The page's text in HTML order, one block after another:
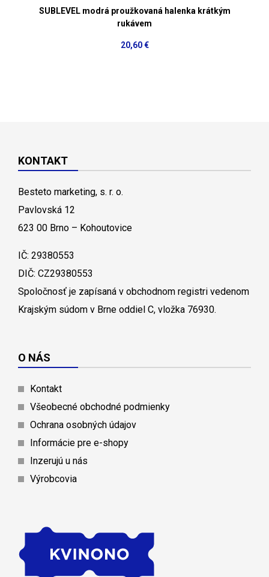
SUBLEVEL modrá proužkovaná halenka krátkým
rukávem
20,60 €
KONTAKT
Besteto marketing, s. r. o.
Pavlovská 12
623 00 Brno – Kohoutovice
IČ: 29380553
DIČ: CZ29380553
Spoločnosť je zapísaná v obchodnom registri vedenom
Krajským súdom v Brne oddiel C, vložka 76930.
O NÁS
Kontakt
Všeobecné obchodné podmienky
Ochrana osobných údajov
Informácie pre e-shopy
Inzerujú u nás
Výrobcovia